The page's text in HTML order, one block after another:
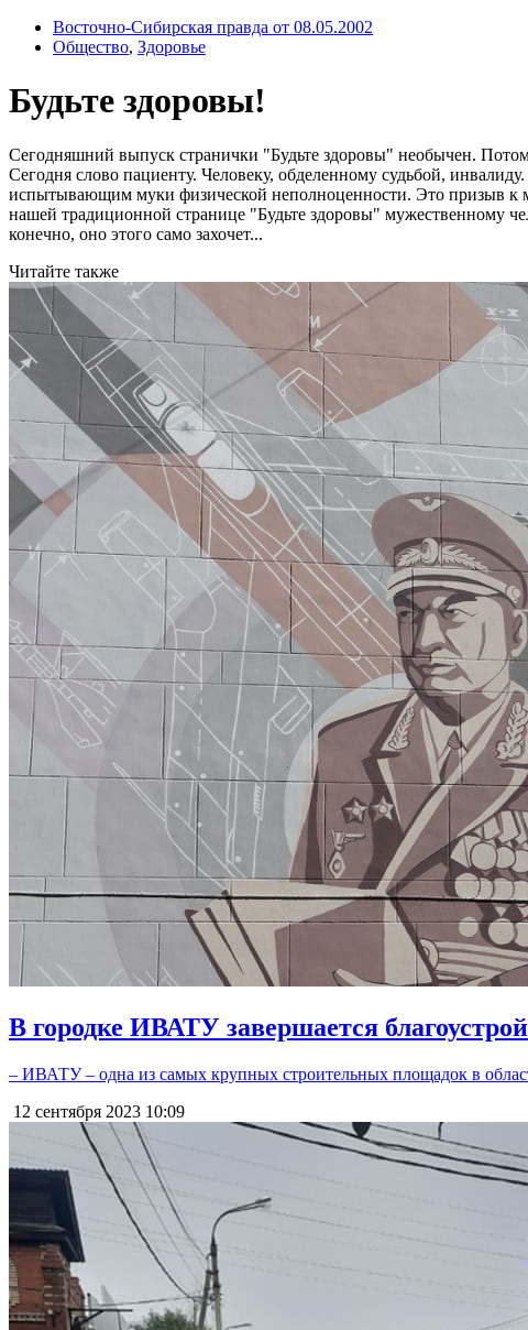
Восточно-Сибирская правда от 08.05.2002
Общество, Здоровье
Будьте здоровы!
Сегодняшний выпуск странички "Будьте здоровы" необычен.
Сегодня слово пациенту. Человеку, обделенному судьбой,
испытывающим муки физической неполноценности. Это призыв к
нашей традиционной странице "Будьте здоровы" мужественному
конечно, оно этого само захочет...
Читайте также
В городке ИВАТУ завершается
– ИВАТУ – одна из самых крупных строительных площадок в
12 сентября 2023 10:09